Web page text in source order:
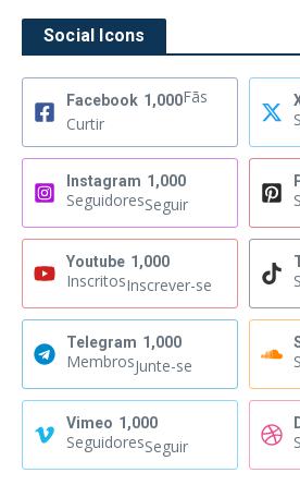
Social Icons
Facebook 1,000Fãs
Curtir
Instagram 1,000
SeguidoresSeguir
Youtube 1,000
InscritosInscrever-se
Telegram 1,000
MembrosJunte-se
Vimeo 1,000
SeguidoresSeguir